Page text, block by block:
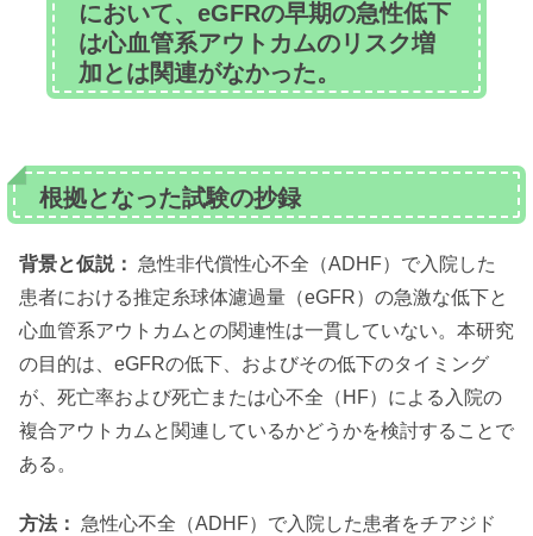
において、eGFRの早期の急性低下
は心血管系アウトカムのリスク増
加とは関連がなかった。
根拠となった試験の抄録
背景と仮説： 急性非代償性心不全（ADHF）で入院した
患者における推定糸球体濾過量（eGFR）の急激な低下と
心血管系アウトカムとの関連性は一貫していない。本研究
の目的は、eGFRの低下、およびその低下のタイミング
が、死亡率および死亡または心不全（HF）による入院の
複合アウトカムと関連しているかどうかを検討することで
ある。
方法： 急性心不全（ADHF）で入院した患者をチアジド